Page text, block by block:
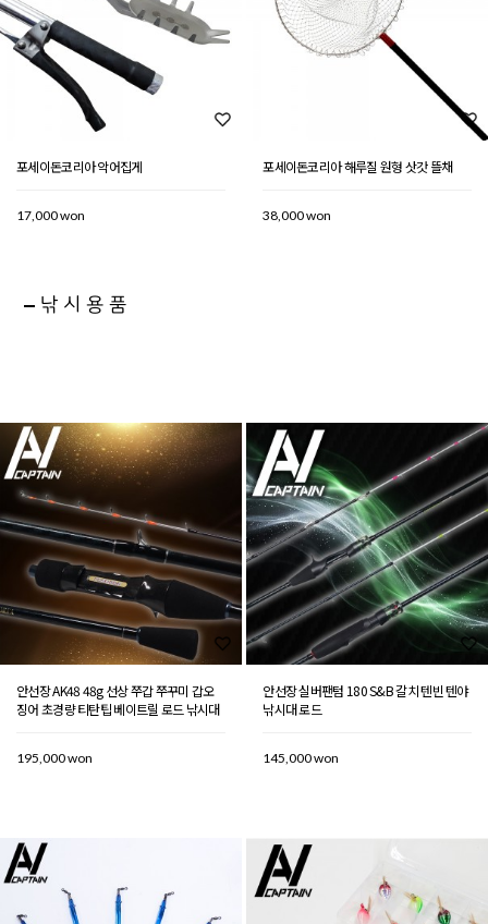
포세이돈코리아 악어집게
17,000 won
포세이돈코리아 해루질 원형 삿갓 뜰채
38,000 won
낚시용품
안선장 AK48 48g 선상 쭈갑 쭈꾸미 갑오
징어 초경량 티탄팁 베이트릴 로드 낚시대
195,000 won
안선장 실버팬텀 180 S&B 갈치 텐빈 텐야
낚시대 로드
145,000 won